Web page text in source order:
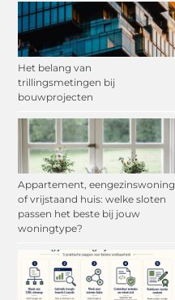
Het belang van
trillingsmetingen bij
bouwprojecten
Appartement, eengezinswoning
of vrijstaand huis: welke sloten
passen het beste bij jouw
woningtype?